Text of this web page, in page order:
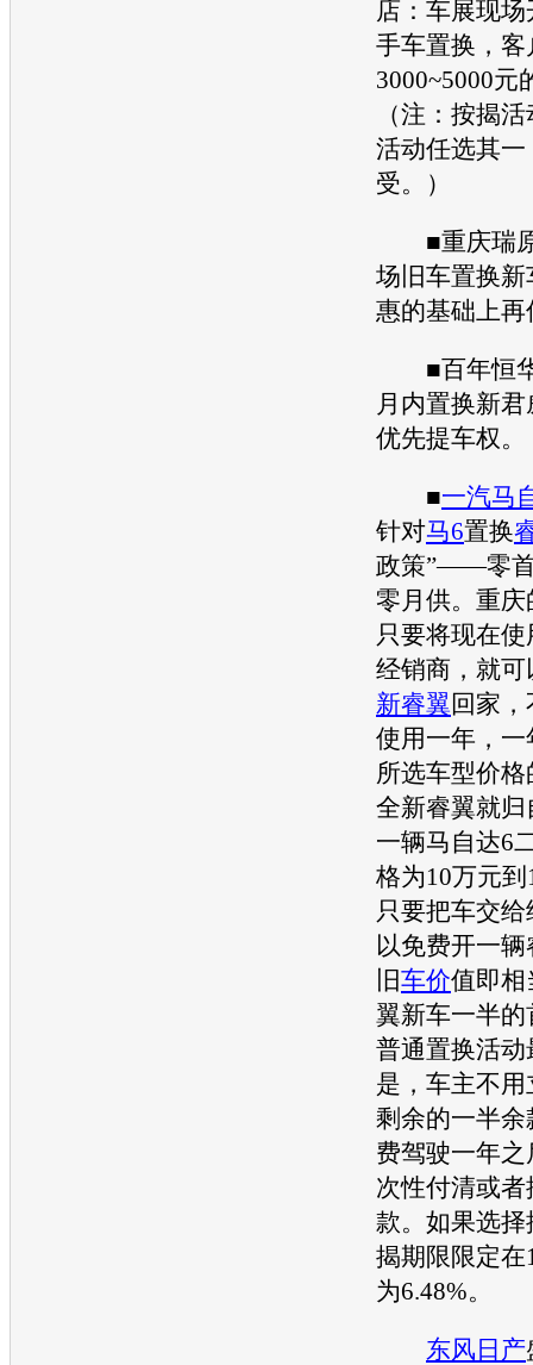
店： 车展现场
手车置换，客
3000~5000元
（注：按揭
活动任选其
受。）
■重庆瑞
场旧车置换新
惠的基础上再
■百年恒
月内置换新君
优先提车权。
■一汽马
针对马6置换
政策”——零
零月供。重庆
只要将现在
经销商，就
新睿翼回家
使用一年，
所选车型价格
全新睿翼就归
一辆马自达6
格为10万元
只要把车交
以免费开一辆
旧车价值即相
翼新车一半
普通置换活
是，车主不
剩余的一半
费驾驶一年
次性付清或
款。如果选
揭期限限定
为6.48%。
东风日产